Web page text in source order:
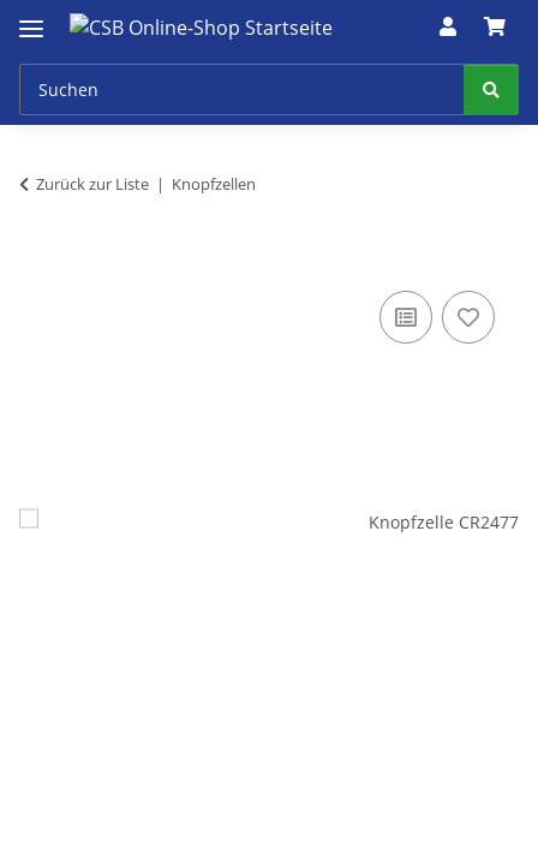
Zurück zur Liste Knopfzellen